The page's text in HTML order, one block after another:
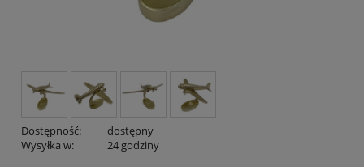
Dostępność:
dostępny
Wysyłka w:
24 godziny